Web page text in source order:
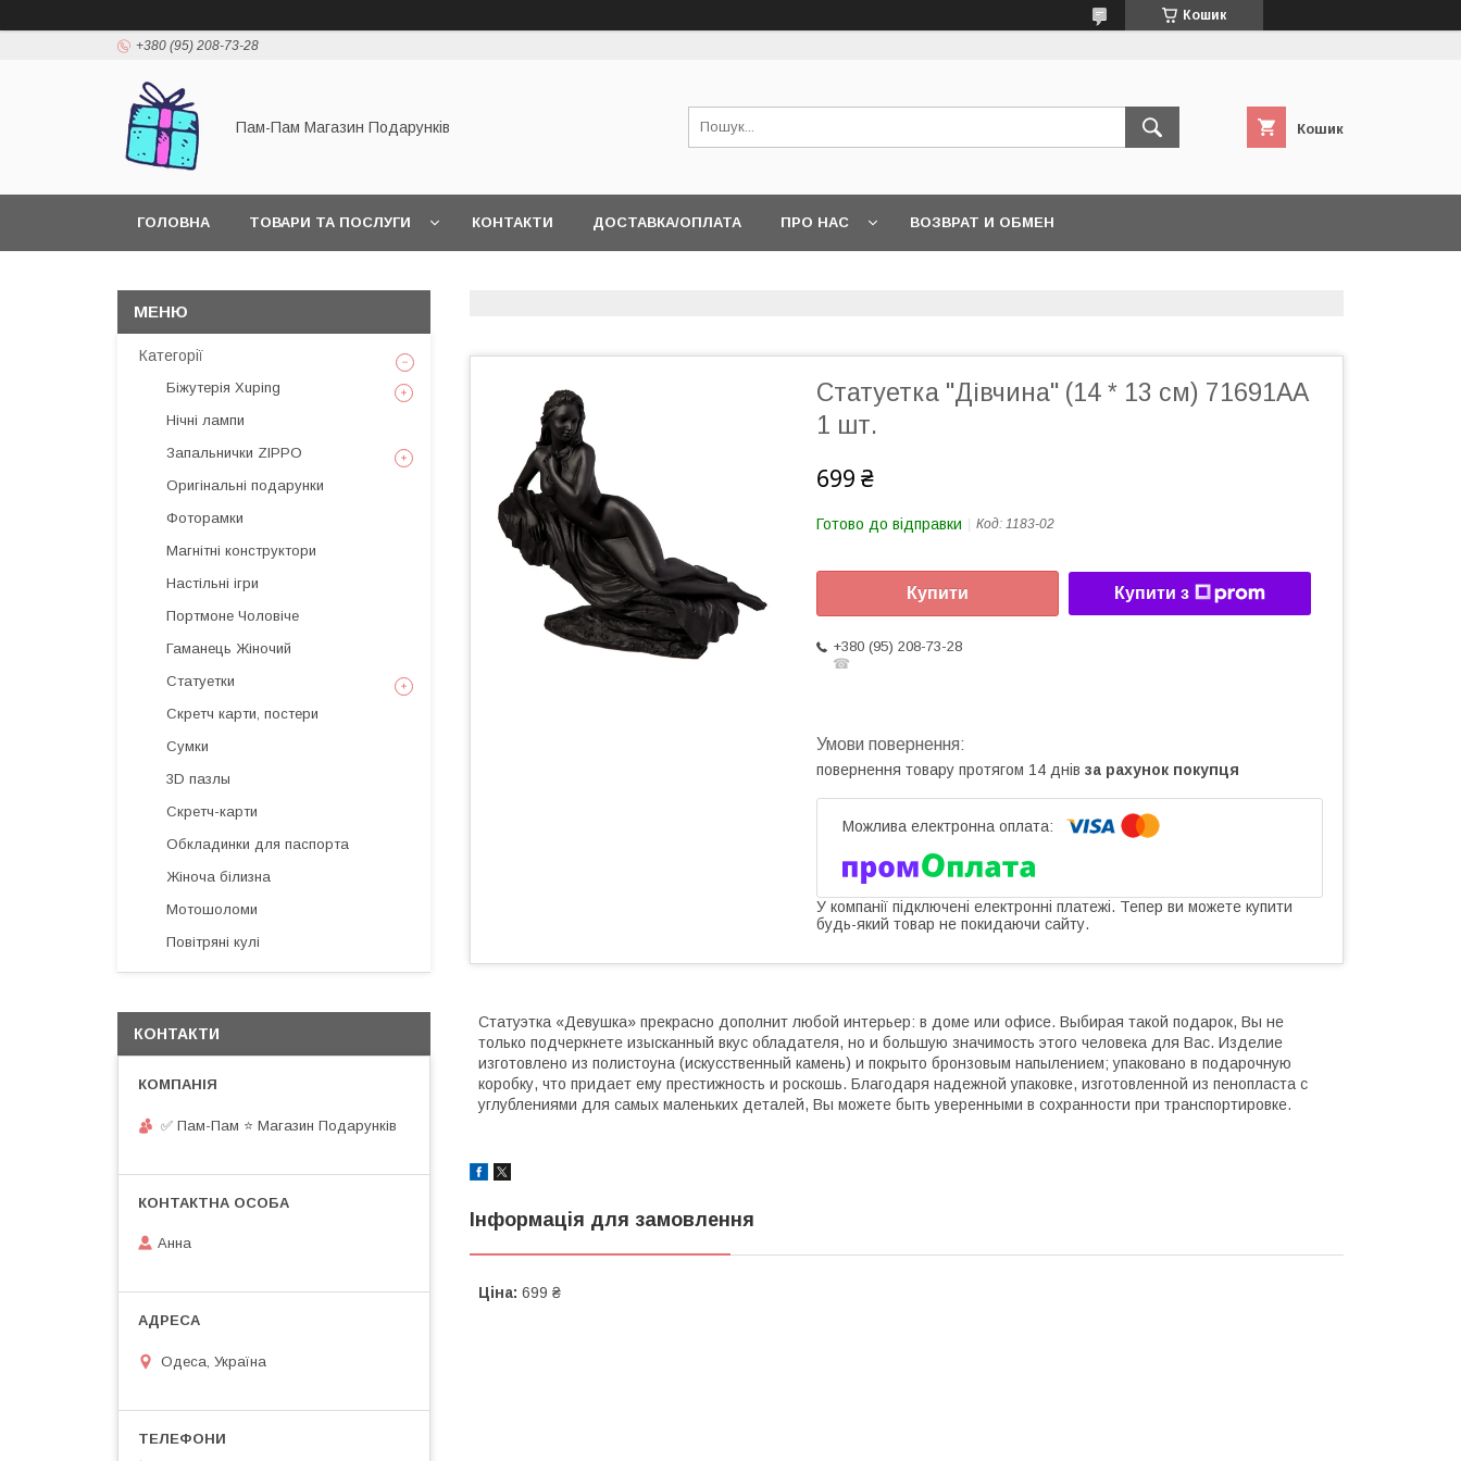
Кошик
+380 (95) 208-73-28
Пам-Пам Магазин Подарунків Кошик
ГОЛОВНА ТОВАРИ ТА ПОСЛУГИ КОНТАКТИ ДОСТАВКА/ОПЛАТА ПРО НАС ВОЗВРАТ И ОБМЕН
Статуетка "Дівчина" (14 * 13 см) 71691AA
1 шт.
699 ₴
Готово до відправки Код: 1183-02
Купити Купити з
+380 (95) 208-73-28
☎
повернення товару протягом 14 днів за рахунок покупця
У компанії підключені електронні платежі. Тепер ви можете купити
будь-який товар не покидаючи сайту.
Статуэтка «Девушка» прекрасно дополнит любой интерьер: в доме или офисе. Выбирая такой подарок, Вы не
только подчеркнете изысканный вкус обладателя, но и большую значимость этого человека для Вас. Изделие
изготовлено из полистоуна (искусственный камень) и покрыто бронзовым напылением; упаковано в подарочную
коробку, что придает ему престижность и роскошь. Благодаря надежной упаковке, изготовленной из пенопласта с
углублениями для самых маленьких деталей, Вы можете быть уверенными в сохранности при транспортировке.
Інформація для замовлення
Ціна: 699 ₴
Категорії
Біжутерія Xuping
Нічні лампи
Запальнички ZIPPO
Оригінальні подарунки
Фоторамки
Магнітні конструктори
Настільні ігри
Портмоне Чоловіче
Гаманець Жіночий
Статуетки
Скретч карти, постери
Сумки
3D пазлы
Скретч-карти
Обкладинки для паспорта
Жіноча білизна
Мотошоломи
Повітряні кулі
КОНТАКТИ
✅ Пам-Пам ⭐ Магазин Подарунків
Анна
Одеса, Україна